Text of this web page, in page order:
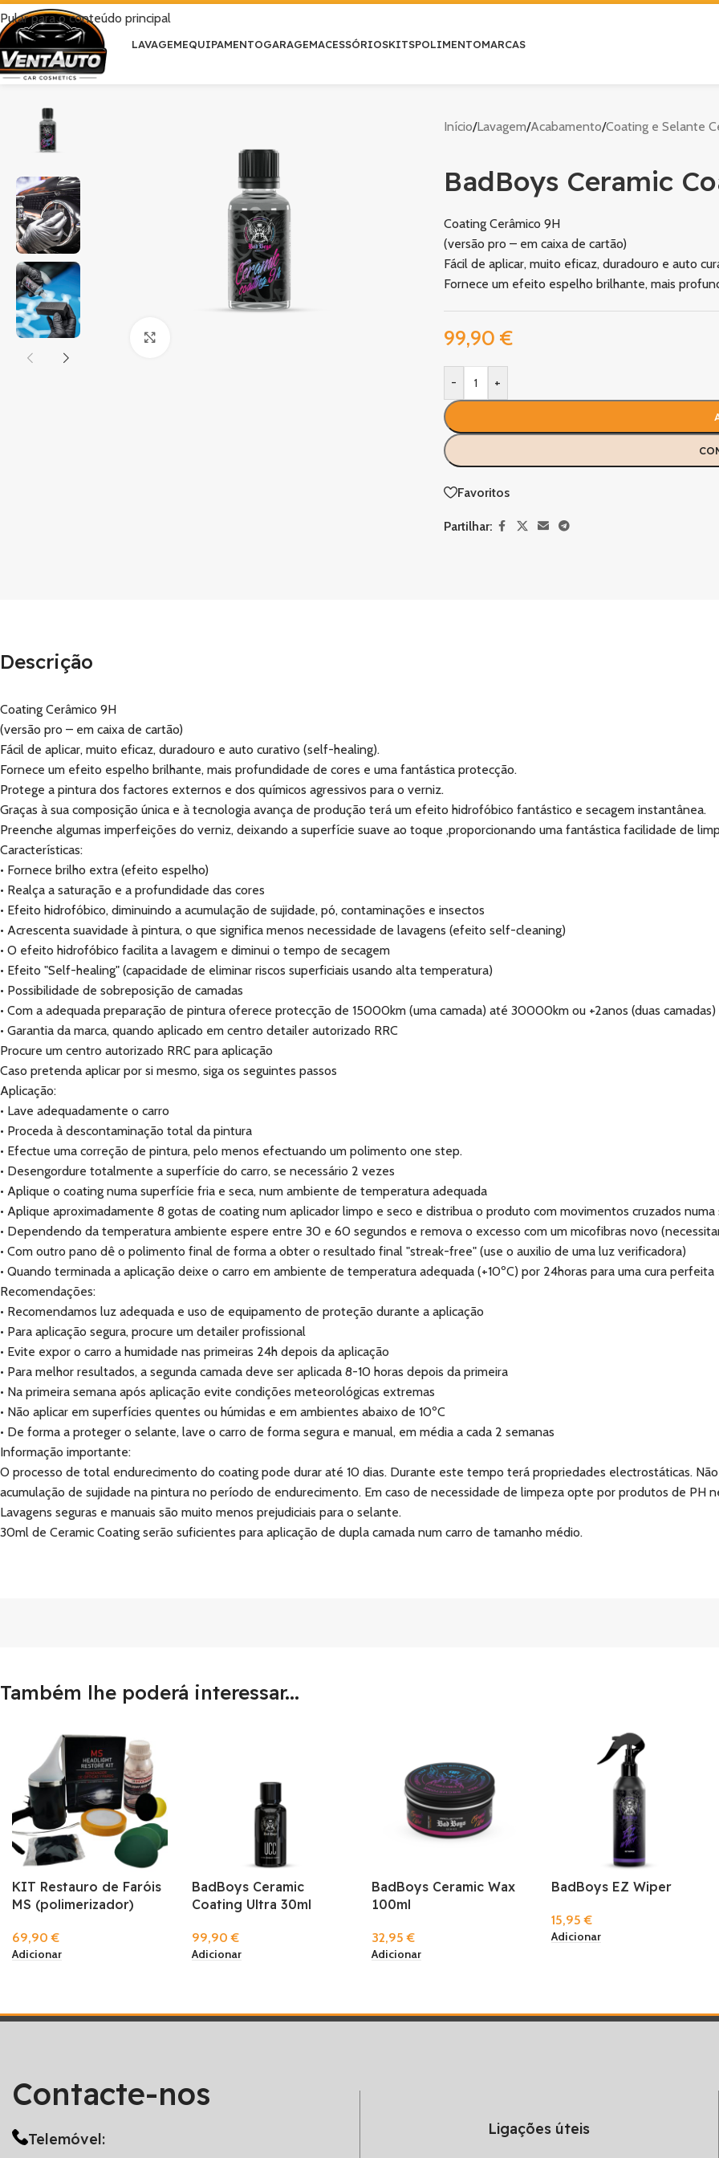
Pular para o conteúdo principal
LAVAGEMEQUIPAMENTOGARAGEMACESSÓRIOSKITSPOLIMENTOMARCAS
Início/Lavagem/Acabamento/Coating e Selante
BadBoys Ceramic
Coating Cerâmico 9H
(versão pro – em caixa de cartão)
Fácil de aplicar, muito eficaz, duradouro e auto
Fornece um efeito espelho brilhante, mais
99,90 €
- +
Favoritos
Partilhar:
Descrição
Coating Cerâmico 9H
(versão pro – em caixa de cartão)
Fácil de aplicar, muito eficaz, duradouro e auto curativo (self-healing).
Fornece um efeito espelho brilhante, mais profundidade de cores e uma fantástica protecção.
Protege a pintura dos factores externos e dos químicos agressivos para o verniz.
Graças à sua composição única e à tecnologia avança de produção terá um efeito hidrofóbico fantástico e secagem instantânea.
Preenche algumas imperfeições do verniz, deixando a superfície suave ao toque ,proporcionando uma fantástica facilidade de
Características:
• Fornece brilho extra (efeito espelho)
• Realça a saturação e a profundidade das cores
• Efeito hidrofóbico, diminuindo a acumulação de sujidade, pó, contaminações e insectos
• Acrescenta suavidade à pintura, o que significa menos necessidade de lavagens (efeito self-cleaning)
• O efeito hidrofóbico facilita a lavagem e diminui o tempo de secagem
• Efeito "Self-healing" (capacidade de eliminar riscos superficiais usando alta temperatura)
• Possibilidade de sobreposição de camadas
• Com a adequada preparação de pintura oferece protecção de 15000km (uma camada) até 30000km ou +2anos (duas camadas)
• Garantia da marca, quando aplicado em centro detailer autorizado RRC
Procure um centro autorizado RRC para aplicação
Caso pretenda aplicar por si mesmo, siga os seguintes passos
Aplicação:
• Lave adequadamente o carro
• Proceda à descontaminação total da pintura
• Efectue uma correção de pintura, pelo menos efectuando um polimento one step.
• Desengordure totalmente a superfície do carro, se necessário 2 vezes
• Aplique o coating numa superfície fria e seca, num ambiente de temperatura adequada
• Aplique aproximadamente 8 gotas de coating num aplicador limpo e seco e distribua o produto com movimentos cruzados
• Dependendo da temperatura ambiente espere entre 30 e 60 segundos e remova o excesso com um micofibras novo
• Com outro pano dê o polimento final de forma a obter o resultado final "streak-free" (use o auxilio de uma luz verificadora)
• Quando terminada a aplicação deixe o carro em ambiente de temperatura adequada (+10ºC) por 24horas para uma cura perfeita
Recomendações:
• Recomendamos luz adequada e uso de equipamento de proteção durante a aplicação
• Para aplicação segura, procure um detailer profissional
• Evite expor o carro a humidade nas primeiras 24h depois da aplicação
• Para melhor resultados, a segunda camada deve ser aplicada 8-10 horas depois da primeira
• Na primeira semana após aplicação evite condições meteorológicas extremas
• Não aplicar em superfícies quentes ou húmidas e em ambientes abaixo de 10ºC
• De forma a proteger o selante, lave o carro de forma segura e manual, em média a cada 2 semanas
Informação importante:
O processo de total endurecimento do coating pode durar até 10 dias. Durante este tempo terá propriedades electrostáticas.
acumulação de sujidade na pintura no período de endurecimento. Em caso de necessidade de limpeza opte por produtos de PH
Lavagens seguras e manuais são muito menos prejudiciais para o selante.
30ml de Ceramic Coating serão suficientes para aplicação de dupla camada num carro de tamanho médio.
Também lhe poderá interessar...
KIT Restauro de Faróis
MS (polimerizador)
69,90€
Adicionar
BadBoys Ceramic
Coating Ultra 30ml
99,90€
Adicionar
BadBoys Ceramic Wax
100ml
32,95€
Adicionar
BadBoys EZ Wiper
15,95€
Adicionar
Contacte-nos
Telemóvel:
Ligações úteis